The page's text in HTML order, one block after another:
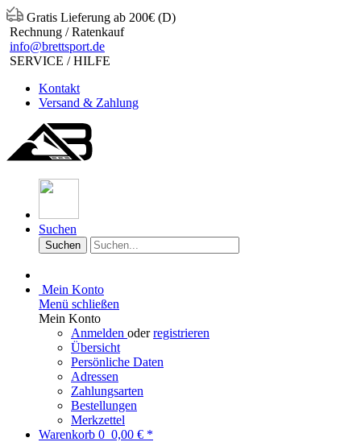
Gratis Lieferung ab 200€ (D)
Rechnung / Ratenkauf
info@brettsport.de
SERVICE / HILFE
Kontakt
Versand & Zahlung
Suchen
Suchen
Mein Konto
Menü schließen
Mein Konto
Anmelden oderregistrieren
Übersicht
Persönliche Daten
Adressen
Zahlungsarten
Bestellungen
Merkzettel
Warenkorb 0 0,00 € *